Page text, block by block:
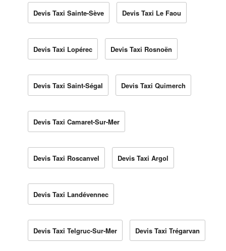
Devis Taxi Sainte-Sève Devis Taxi Le Faou
Devis Taxi Lopérec Devis Taxi Rosnoën
Devis Taxi Saint-Ségal Devis Taxi Quimerch
Devis Taxi Camaret-Sur-Mer
Devis Taxi Roscanvel Devis Taxi Argol
Devis Taxi Landévennec
Devis Taxi Telgruc-Sur-Mer Devis Taxi Trégarvan